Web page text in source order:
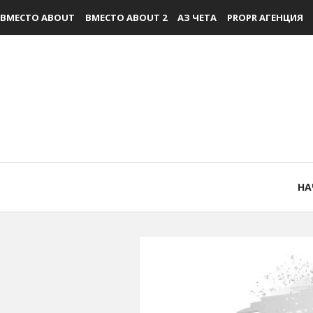
ВМЕСТО ABOUT ВМЕСТО ABOUT 2 АЗ ЧЕТА PROPR АГЕНЦИЯ